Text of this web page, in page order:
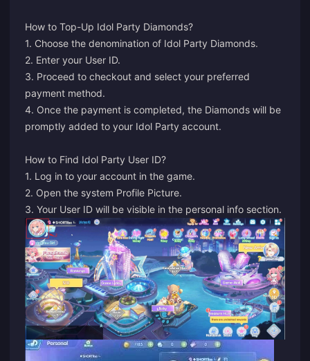
How to Top-Up Idol Party Diamonds?
1. Choose the denomination of Idol Party Diamonds.
2. Enter your User ID.
3. Proceed to checkout and select your preferred
payment method.
4. Once the payment is completed, the Diamonds will be
promptly added to your Idol Party account.
How to Find Idol Party User ID?
1. Log in to your account in the game.
2. Open the system Profile Picture.
3. Your User ID will be visible in the personal info section.